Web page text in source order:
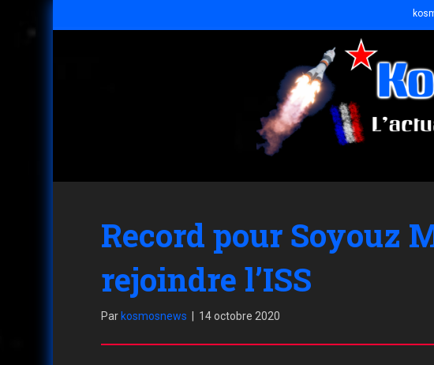
Record pour Soyouz
rejoindre l’ISS
Par kosmosnews 14 octobre 2020